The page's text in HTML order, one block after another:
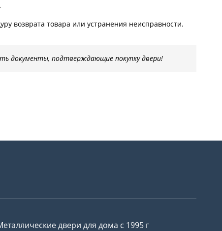
возврата товара или устранения неисправности.
документы, подтверждающие покупку двери!
двери для дома с 1995 г